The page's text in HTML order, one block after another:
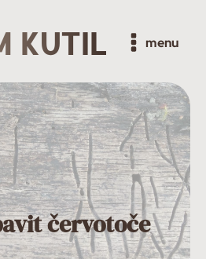
KUTIL menu
červotoče